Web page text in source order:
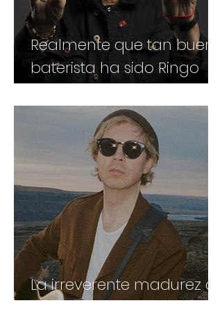
Realmente que tan buen
baterista ha sido Ringo
Starr?
La irreverente madurez de
Beck